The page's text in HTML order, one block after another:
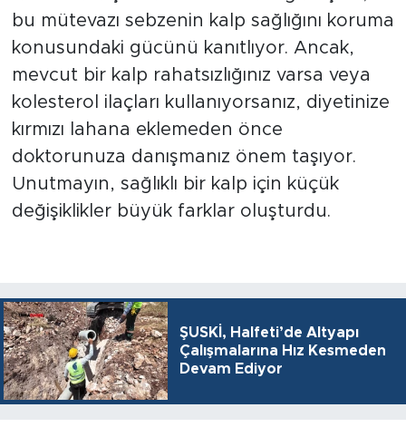
bu mütevazı sebzenin kalp sağlığını koruma
konusundaki gücünü kanıtlıyor. Ancak,
mevcut bir kalp rahatsızlığınız varsa veya
kolesterol ilaçları kullanıyorsanız, diyetinize
kırmızı lahana eklemeden önce
doktorunuza danışmanız önem taşıyor.
Unutmayın, sağlıklı bir kalp için küçük
değişiklikler büyük farklar oluşturdu.
ŞUSKİ, Halfeti’de Altyapı
Çalışmalarına Hız Kesmeden
Devam Ediyor